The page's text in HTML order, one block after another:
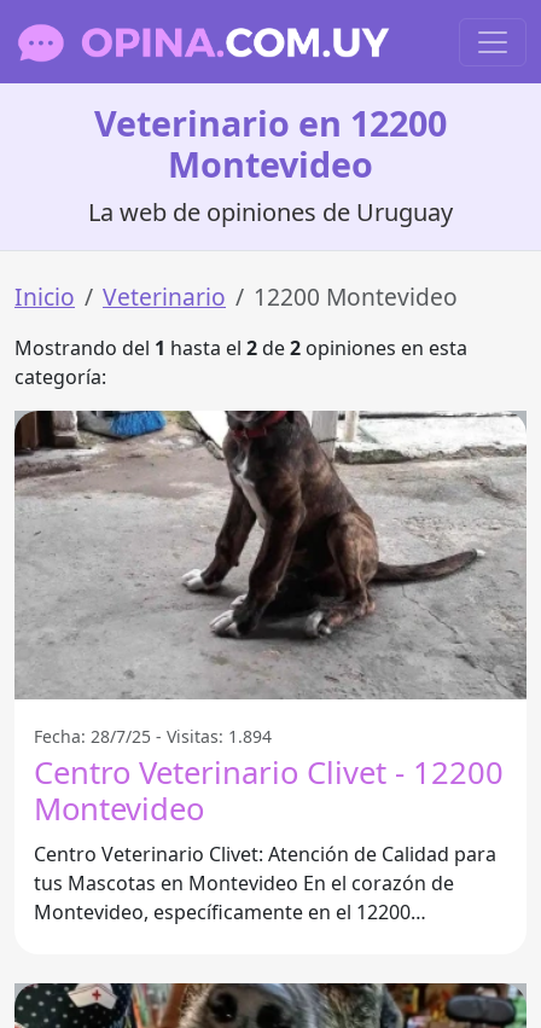
Veterinario en 12200
Montevideo
La web de opiniones de Uruguay
Inicio Veterinario 12200 Montevideo
Mostrando del 1 hasta el 2de2 opiniones en esta
categoría:
Fecha: 28/7/25 - Visitas: 1.894
Centro Veterinario Clivet - 12200
Montevideo
Centro Veterinario Clivet: Atención de Calidad para
tus Mascotas en Montevideo En el corazón de
Montevideo, específicamente en el 12200